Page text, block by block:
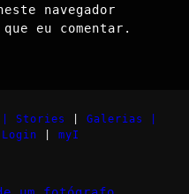
navegador
eu comentar.
| Stories
Galerias |
Login myI